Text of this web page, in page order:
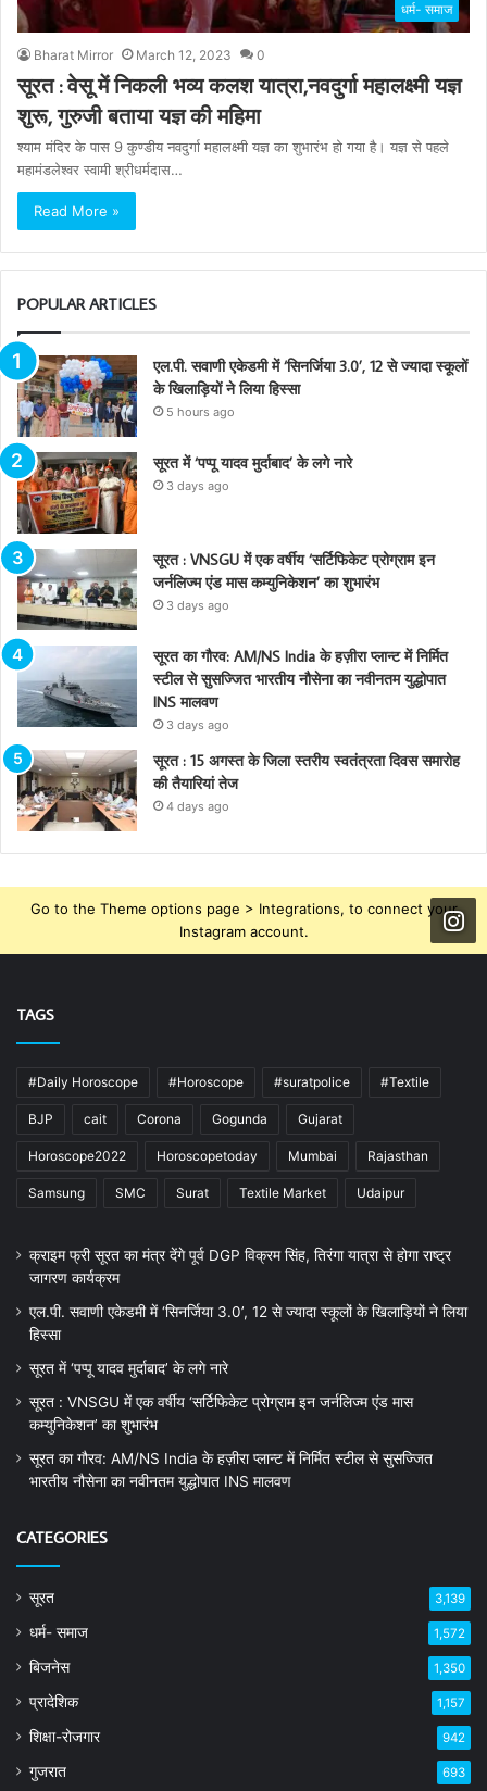
धर्म- समाज
Bharat Mirror March 12, 2023 0
सूरत : वेसू में निकली भव्य कलश यात्रा,नवदुर्गा महालक्ष्मी यज्ञ
शुरू, गुरुजी बताया यज्ञ की महिमा
श्याम मंदिर के पास 9 कुण्डीय नवदुर्गा महालक्ष्मी यज्ञ का शुभारंभ हो गया है। यज्ञ से पहले
महामंडलेश्वर स्वामी श्रीधर्मदास…
Read More »
POPULAR ARTICLES
एल.पी. सवाणी एकेडमी में ‘सिनर्जिया 3.0’, 12 से ज्यादा स्कूलों
के खिलाड़ियों ने लिया हिस्सा
5 hours ago
सूरत में ‘पप्पू यादव मुर्दाबाद’ के लगे नारे
3 days ago
सूरत : VNSGU में एक वर्षीय ‘सर्टिफिकेट प्रोग्राम इन
जर्नलिज्म एंड मास कम्युनिकेशन’ का शुभारंभ
3 days ago
सूरत का गौरव: AM/NS India के हज़ीरा प्लान्ट में निर्मित
स्टील से सुसज्जित भारतीय नौसेना का नवीनतम युद्धोपात
INS मालवण
3 days ago
सूरत : 15 अगस्त के जिला स्तरीय स्वतंत्रता दिवस समारोह
की तैयारियां तेज
4 days ago
Go to the Theme options page > Integrations, to connect your
Instagram account.
TAGS
#Daily Horoscope #Horoscope #suratpolice #Textile
BJP cait Corona Gogunda Gujarat
Horoscope2022 Horoscopetoday Mumbai Rajasthan
Samsung SMC Surat Textile Market Udaipur
क्राइम फ्री सूरत का मंत्र देंगे पूर्व DGP विक्रम सिंह, तिरंगा यात्रा से होगा राष्ट्र
जागरण कार्यक्रम
एल.पी. सवाणी एकेडमी में ‘सिनर्जिया 3.0’, 12 से ज्यादा स्कूलों के खिलाड़ियों ने लिया
हिस्सा
सूरत में ‘पप्पू यादव मुर्दाबाद’ के लगे नारे
सूरत : VNSGU में एक वर्षीय ‘सर्टिफिकेट प्रोग्राम इन जर्नलिज्म एंड मास
कम्युनिकेशन’ का शुभारंभ
सूरत का गौरव: AM/NS India के हज़ीरा प्लान्ट में निर्मित स्टील से सुसज्जित
भारतीय नौसेना का नवीनतम युद्धोपात INS मालवण
CATEGORIES
सूरत 3,139
धर्म- समाज 1,572
बिजनेस 1,350
प्रादेशिक 1,157
शिक्षा-रोजगार 942
गुजरात 693